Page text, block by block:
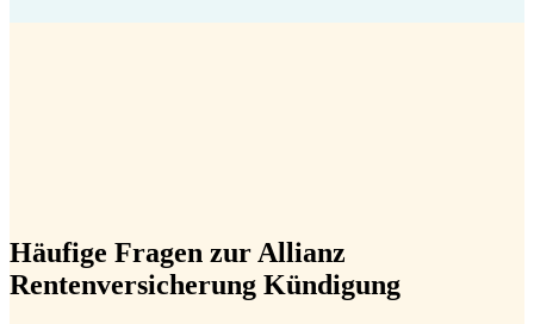
Häufige Fragen zur Allianz
Rentenversicherung Kündigung